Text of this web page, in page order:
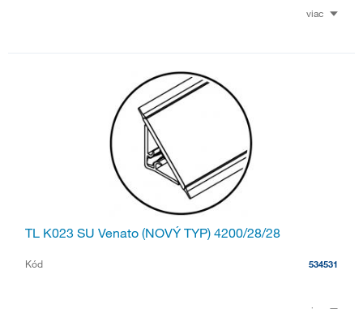
viac
TL K023 SU Venato (NOVÝ TYP) 4200/28/28
Kód 534531